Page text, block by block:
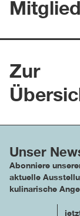
Mitglied
Zur
Unser
Abonniere
aktuelle
kulinarische